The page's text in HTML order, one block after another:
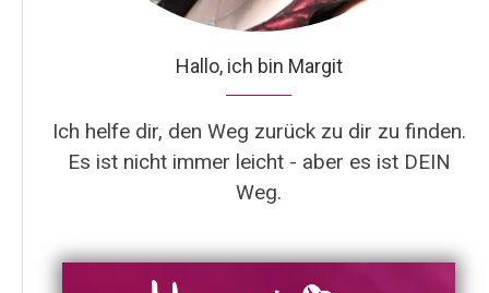
Hallo, ich bin Margit
Ich helfe dir, den Weg zurück zu dir zu finden.
Es ist nicht immer leicht - aber es ist DEIN
Weg.